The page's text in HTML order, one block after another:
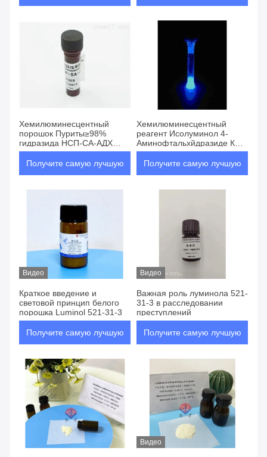
цену
Хемилюминесцентный
порошок Пуриты≥98%
гидразида НСП-СА-АДХ
акридина реагента
Получите самую лучшую
цену
Хемилюминесцентный
реагент Исолуминол 4-
Аминофтальхйдразиде КАС
3682-14-2
Получите самую лучшую
цену
Видео
Краткое введение и
световой принцип белого
порошка Luminol 521-31-3
Получите самую лучшую
цену
Видео
Важная роль луминола 521-
31-3 в расследовании
преступлений
Получите самую лучшую
цену
Видео